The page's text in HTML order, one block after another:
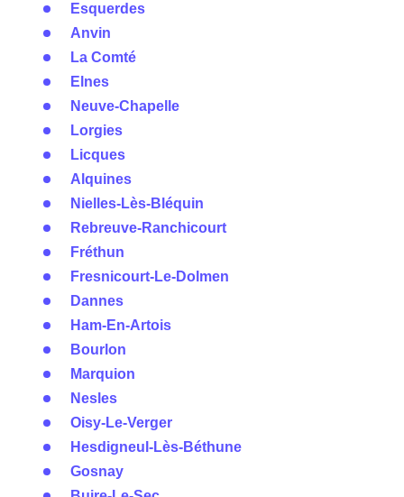
Esquerdes
Anvin
La Comté
Elnes
Neuve-Chapelle
Lorgies
Licques
Alquines
Nielles-Lès-Bléquin
Rebreuve-Ranchicourt
Fréthun
Fresnicourt-Le-Dolmen
Dannes
Ham-En-Artois
Bourlon
Marquion
Nesles
Oisy-Le-Verger
Hesdigneul-Lès-Béthune
Gosnay